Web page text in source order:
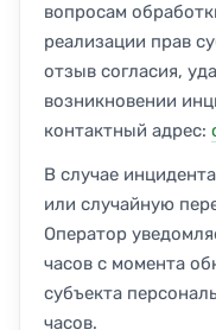
вопросам
реализации прав
отзыв согласия,
возникновении
контактный адрес:
В случае
или случайную
Оператор
часов с момента
субъекта
часов.